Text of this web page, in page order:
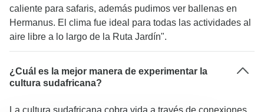
caliente para safaris, además pudimos ver ballenas en
Hermanus. El clima fue ideal para todas las actividades al
aire libre a lo largo de la Ruta Jardín".
¿Cuál es la mejor manera de experimentar la
cultura sudafricana?
La cultura sudafricana cobra vida a través de conexiones